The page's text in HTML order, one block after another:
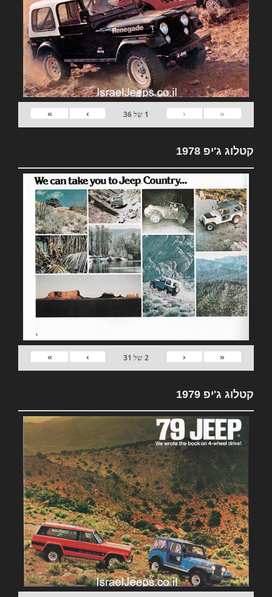
«
‹
1 של36
›
»
קטלוג ג'יפ 1978
«
‹
2של 31
›
»
קטלוג ג'יפ 1979